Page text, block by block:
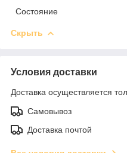
Состояние
Скрыть
Условия доставки
Доставка осуществляется
Самовывоз
Доставка почтой